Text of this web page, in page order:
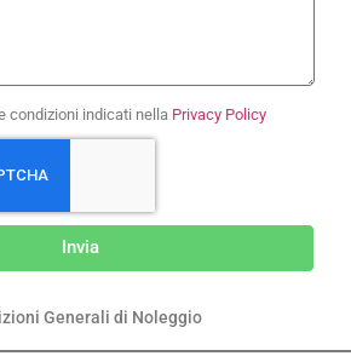
condizioni indicati nella Privacy Policy
Invia
Generali di Noleggio